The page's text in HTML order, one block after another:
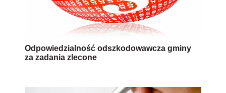
Odpowiedzialność odszkodowawcza gminy
za zadania zlecone